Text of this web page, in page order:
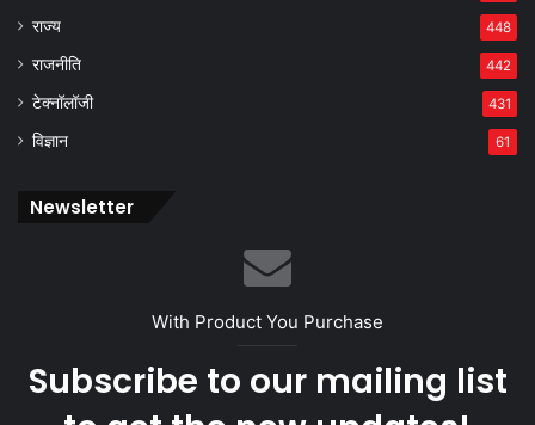
राज्य 448
राजनीति 442
टेक्नॉलॉजी 431
विज्ञान 61
Newsletter
With Product You Purchase
Subscribe to our mailing list